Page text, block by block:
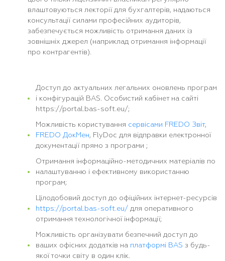
влаштовуються лекторії для бухгалтерів, надаються
консультації силами професійних аудиторів,
забезпечується можливість отримання даних із
зовнішніх джерел (наприклад отримання інформації
про контрагентів).
Доступ до актуальних легальних оновлень програм
і конфігурацій BAS. Особистий кабінет на сайті
https://portal.bas-soft.eu/;
Можливість користування сервісами FREDO Звіт,
FREDO ДокМен, FlyDoc для відправки електронної
документації прямо з програми ;
Отримання інформаційно-методичних матеріалів по
налаштуванню і ефективному використанню
програм;
Цілодобовий доступ до офіційних інтернет-ресурсів
https://portal.bas-soft.eu/ для оперативного
отримання технологічної інформації;
Можливість організувати безпечний доступ до
ваших офісних додатків на платформі BAS з будь-
якої точки світу в один клік.